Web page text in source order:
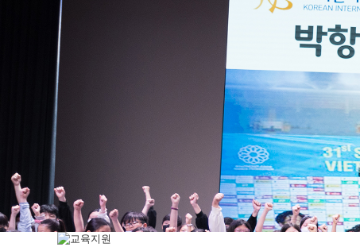
학교상징
학교연혁
교직원현황
학생현황
위치/전화
전경사진